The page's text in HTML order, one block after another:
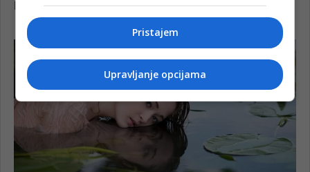
Pristajem
Upravljanje opcijama